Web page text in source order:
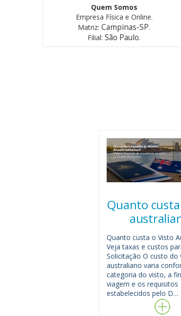
Quem Somos
Empresa Física e Online.
Matriz:Campinas-SP.
Filial:São Paulo.
Quanto
Quanto custa o Visto
Veja taxas e custos
Solicitação O custo do
australiano varia
categoria do visto, a
viagem e os requisitos
estabelecidos pelo D…